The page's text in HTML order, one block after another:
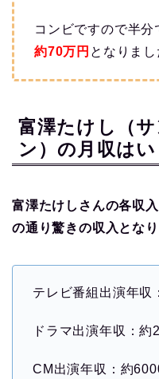
コンビですので半
約70万円 となりまし
富澤たけし（
ン）の月収はい
富澤たけしさんの各収
の通り驚きの収入となり
テレビ番組出演年収
ドラマ出演年収：約
CM出演年収：約